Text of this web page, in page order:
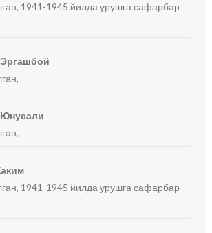
1941-1945 йилда урушга сафарбар
1941-1945 йилда урушга сафарбар